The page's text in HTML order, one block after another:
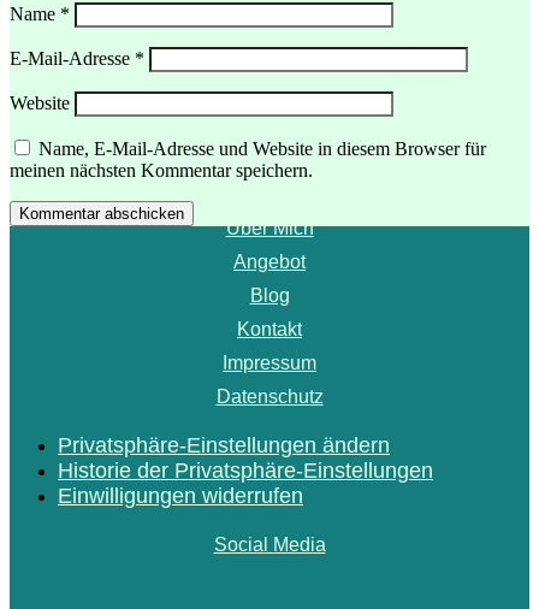
Name *
E-Mail-Adresse *
Website
Name, E-Mail-Adresse und Website in diesem Browser für
meinen nächsten Kommentar speichern.
Kommentar abschicken
Menü
Über Mich
Angebot
Blog
Kontakt
Impressum
Datenschutz
Privatsphäre-Einstellungen ändern
Historie der Privatsphäre-Einstellungen
Einwilligungen widerrufen
Social Media